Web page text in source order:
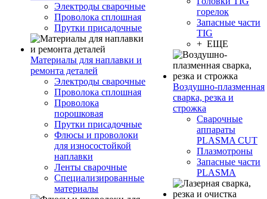
Электроды сварочные
Проволока сплошная
Прутки присадочные
Материалы для наплавки и
ремонта деталей
Электроды сварочные
Проволока сплошная
Проволока
порошковая
Прутки присадочные
Флюсы и проволоки
для износостойкой
наплавки
Ленты сварочные
Специализированные
материалы
горелок
Запасные части
TIG
+ ЕЩЕ
Воздушно-плазменная
сварка, резка и
строжка
Сварочные
аппараты
PLASMA CUT
Плазмотроны
Запасные части
PLASMA